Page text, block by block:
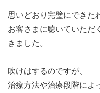
思いどおり完璧にできた
お客さまに聴いていただ
きました。
吹けはするのですが、
治療方法や治療段階によ